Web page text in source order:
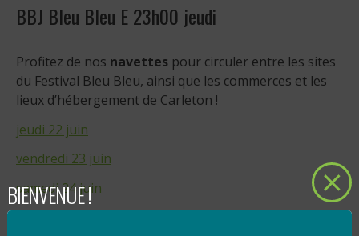
BBJ Bleu Bleu E 23h00 jeudi
Profitez de nos navettes pour circuler entre les sites
du Festival Bleu Bleu, ainsi que les commerces et les
lieux d’hébergement de Carleton !
jeudi 22 juin
vendredi 23 juin
samedi 24 juin
BIENVENUE !